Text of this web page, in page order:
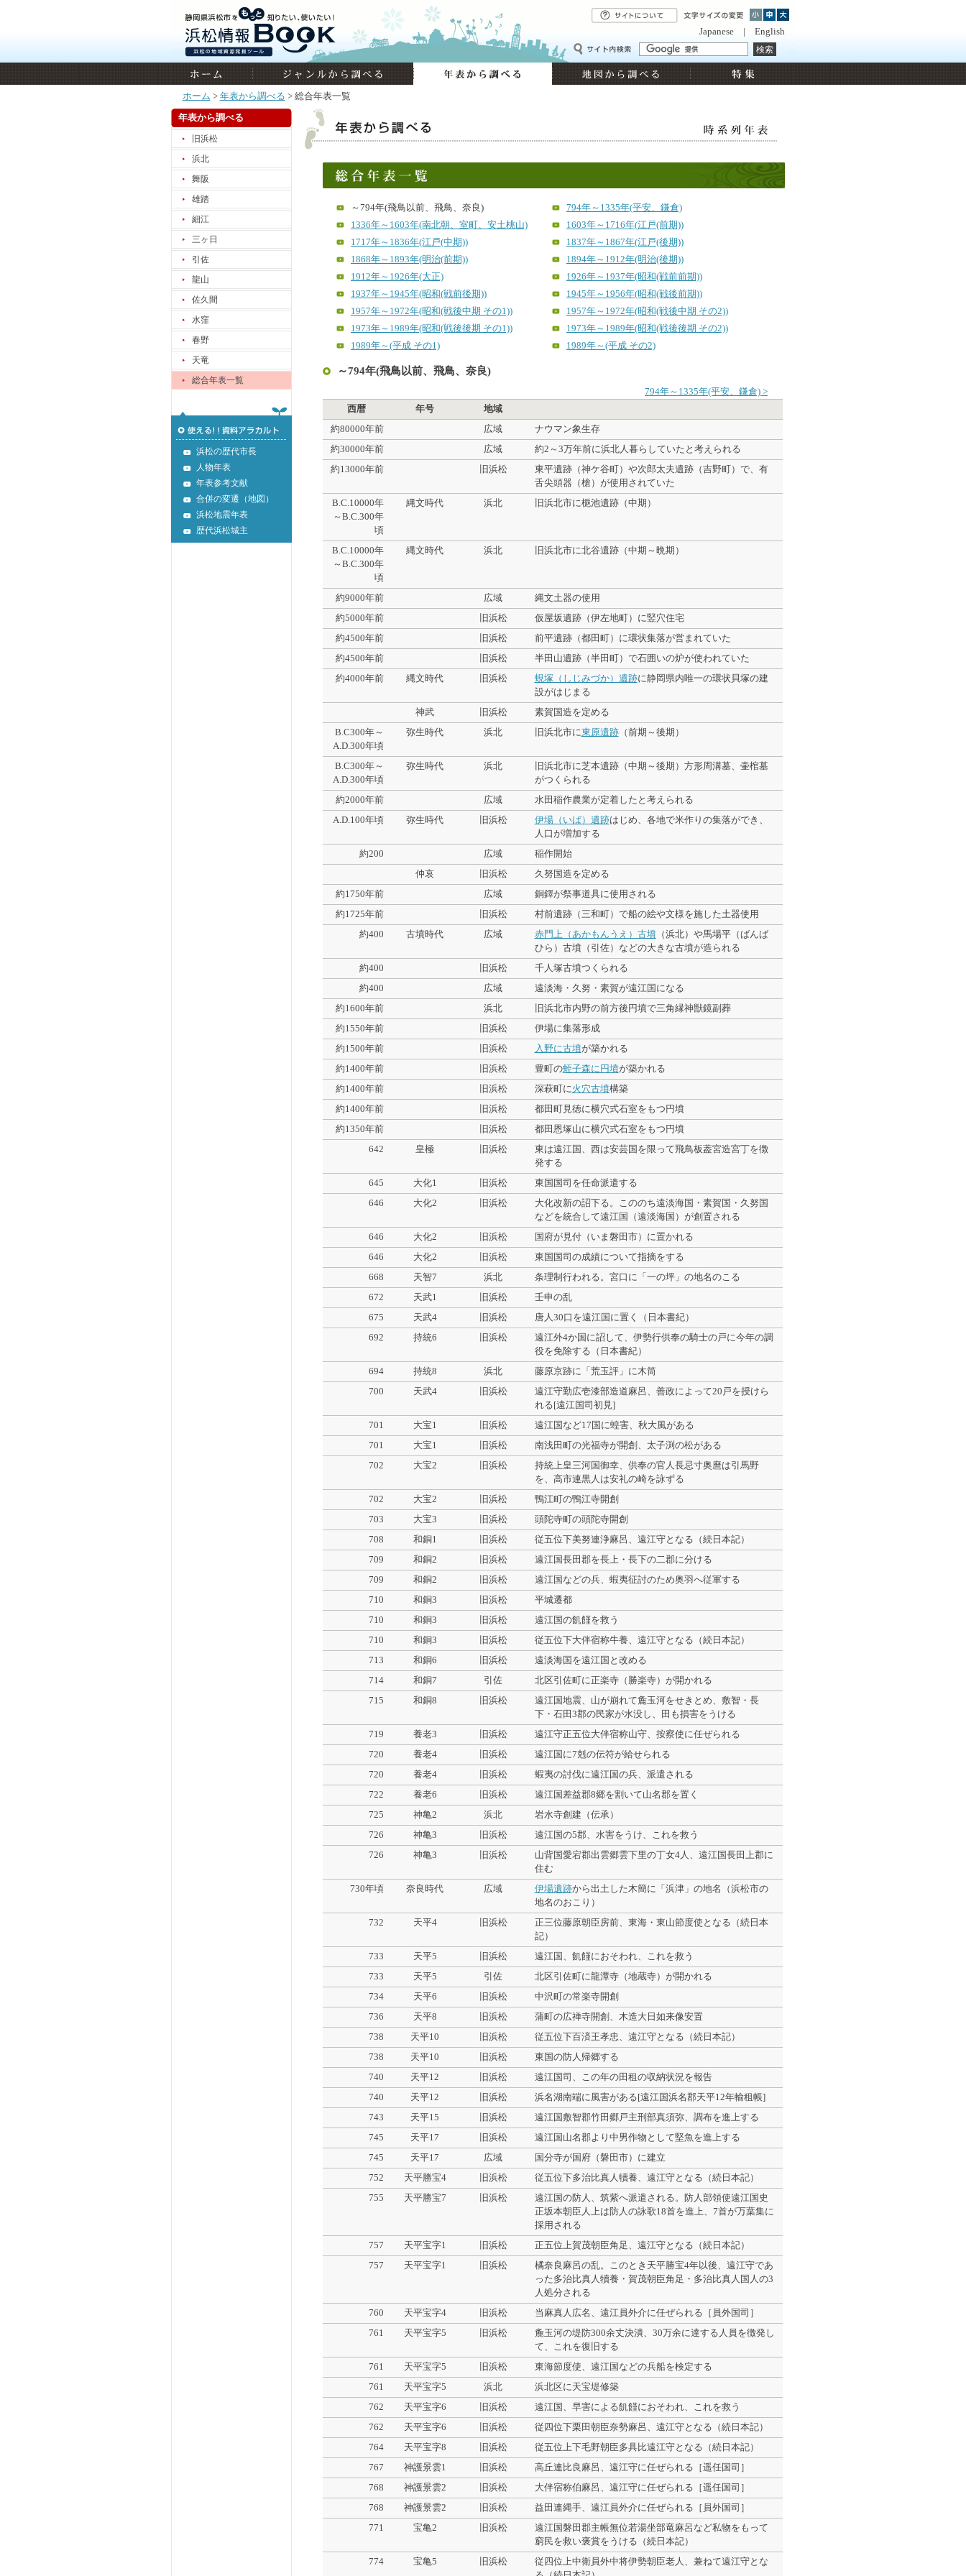
Japanese| English
ホーム > 年表から調べる > 総合年表一覧
年表から調べる
旧浜松
浜北
舞阪
雄踏
細江
三ヶ日
引佐
龍山
佐久間
水窪
春野
天竜
総合年表一覧
浜松の歴代市長
人物年表
年表参考文献
合併の変遷（地図）
浜松地震年表
歴代浜松城主
～794年(飛鳥以前、飛鳥、奈良)
794年～1335年(平安、鎌倉)
1336年～1603年(南北朝、室町、安土桃山)
1603年～1716年(江戸(前期))
1717年～1836年(江戸(中期))
1837年～1867年(江戸(後期))
1868年～1893年(明治(前期))
1894年～1912年(明治(後期))
1912年～1926年(大正)
1926年～1937年(昭和(戦前前期))
1937年～1945年(昭和(戦前後期))
1945年～1956年(昭和(戦後前期))
1957年～1972年(昭和(戦後中期 その1))
1957年～1972年(昭和(戦後中期 その2))
1973年～1989年(昭和(戦後後期 その1))
1973年～1989年(昭和(戦後後期 その2))
1989年～(平成 その1)
1989年～(平成 その2)
～794年(飛鳥以前、飛鳥、奈良)
794年～1335年(平安、鎌倉) >
西暦
年号
地域
約80000年前
広域
ナウマン象生存
約30000年前
広域
約2～3万年前に浜北人暮らしていたと考えられる
約13000年前
旧浜松
東平遺跡（神ケ谷町）や次郎太夫遺跡（吉野町）で、有
舌尖頭器（槍）が使用されていた
B.C.10000年
～B.C.300年
頃
縄文時代 浜北 旧浜北市に梔池遺跡（中期）
B.C.10000年
～B.C.300年
頃
縄文時代 浜北 旧浜北市に北谷遺跡（中期～晩期）
約9000年前 広域
縄文土器の使用
約5000年前
旧浜松
仮屋坂遺跡（伊左地町）に竪穴住宅
約4500年前
旧浜松
前平遺跡（都田町）に環状集落が営まれていた
約4500年前
旧浜松
半田山遺跡（半田町）で石囲いの炉が使われていた
約4000年前
縄文時代 旧浜松 蜆塚（しじみづか）遺跡に静岡県内唯一の環状貝塚の建
設がはじまる
神武
旧浜松
素賀国造を定める
B.C300年～
A.D.300年頃
弥生時代 浜北 旧浜北市に東原遺跡（前期～後期）
B.C300年～
A.D.300年頃
弥生時代 浜北
旧浜北市に芝本遺跡（中期～後期）方形周溝墓、壷棺墓
がつくられる
約2000年前
広域
水田稲作農業が定着したと考えられる
A.D.100年頃
弥生時代 旧浜松 伊場（いば）遺跡はじめ、各地で米作りの集落ができ、
人口が増加する
約200
広域
稲作開始
仲哀
旧浜松
久努国造を定める
約1750年前
広域
銅鐸が祭事道具に使用される
約1725年前
旧浜松
村前遺跡（三和町）で船の絵や文様を施した土器使用
約400
古墳時代 広域 赤門上（あかもんうえ）古墳（浜北）や馬場平（ばんば
ひら）古墳（引佐）などの大きな古墳が造られる
約400
旧浜松
千人塚古墳つくられる
約400
広域
遠淡海・久努・素賀が遠江国になる
約1600年前
浜北
旧浜北市内野の前方後円墳で三角縁神獣鏡副葬
約1550年前
旧浜松
伊場に集落形成
約1500年前
旧浜松 入野に古墳が築かれる
約1400年前
旧浜松 豊町の蛭子森に円墳が築かれる
約1400年前
旧浜松 深萩町に火穴古墳構築
約1400年前
旧浜松
都田町見徳に横穴式石室をもつ円墳
約1350年前
旧浜松
都田恩塚山に横穴式石室をもつ円墳
642
皇極 旧浜松
東は遠江国、西は安芸国を限って飛鳥板葢宮造宮丁を徴
発する
645
大化1 旧浜松
東国国司を任命派遣する
646
大化2 旧浜松
大化改新の詔下る。こののち遠淡海国・素賀国・久努国
などを統合して遠江国（遠淡海国）が創置される
646
大化2 旧浜松
国府が見付（いま磐田市）に置かれる
646
大化2 旧浜松
東国国司の成績について指摘をする
668
天智7 浜北
条理制行われる。宮口に「一の坪」の地名のこる
672
天武1 旧浜松
壬申の乱
675
天武4 旧浜松
唐人30口を遠江国に置く（日本書紀）
692
持統6 旧浜松
遠江外4か国に詔して、伊勢行供奉の騎士の戸に今年の調
役を免除する（日本書紀）
694
持統8 浜北
藤原京跡に「荒玉評」に木筒
700
天武4 旧浜松
遠江守勤広壱漆部造道麻呂、善政によって20戸を授けら
れる[遠江国司初見]
701
大宝1 旧浜松
遠江国など17国に蝗害、秋大風がある
701
大宝1 旧浜松
南浅田町の光福寺が開創、太子渕の松がある
702
大宝2 旧浜松
持統上皇三河国御幸、供奉の官人長忌寸奥麿は引馬野
を、高市連黒人は安礼の崎を詠ずる
702
大宝2 旧浜松
鴨江町の鴨江寺開創
703
大宝3 旧浜松
頭陀寺町の頭陀寺開創
708
和銅1 旧浜松
従五位下美努連浄麻呂、遠江守となる（続日本記）
709
和銅2 旧浜松
遠江国長田郡を長上・長下の二郡に分ける
709
和銅2 旧浜松
遠江国などの兵、蝦夷征討のため奥羽へ従軍する
710
和銅3 旧浜松
平城遷都
710
和銅3 旧浜松
遠江国の飢饉を救う
710
和銅3 旧浜松
従五位下大伴宿称牛養、遠江守となる（続日本記）
713
和銅6 旧浜松
遠淡海国を遠江国と改める
714
和銅7 引佐
北区引佐町に正楽寺（勝楽寺）が開かれる
715
和銅8 旧浜松
遠江国地震、山が崩れて麁玉河をせきとめ、敷智・長
下・石田3郡の民家が水没し、田も損害をうける
719
養老3 旧浜松
遠江守正五位大伴宿称山守、按察使に任ぜられる
720
養老4 旧浜松
遠江国に7剋の伝符が給せられる
720
養老4 旧浜松
蝦夷の討伐に遠江国の兵、派遣される
722
養老6 旧浜松
遠江国差益郡8郷を割いて山名郡を置く
725
神亀2 浜北
岩水寺創建（伝承）
726
神亀3 旧浜松
遠江国の5郡、水害をうけ、これを救う
726
神亀3 旧浜松
山背国愛宕郡出雲郷雲下里の丁女4人、遠江国長田上郡に
住む
730年頃
奈良時代 広域 伊場遺跡から出土した木簡に「浜津」の地名（浜松市の
地名のおこり）
732
天平4 旧浜松
正三位藤原朝臣房前、東海・東山節度使となる（続日本
記）
733
天平5 旧浜松
遠江国、飢饉におそわれ、これを救う
733
天平5 引佐
北区引佐町に龍潭寺（地蔵寺）が開かれる
734
天平6 旧浜松
中沢町の常楽寺開創
736
天平8 旧浜松
蒲町の広禅寺開創、木造大日如来像安置
738
天平10 旧浜松
従五位下百済王孝忠、遠江守となる（続日本記）
738
天平10 旧浜松
東国の防人帰郷する
740
天平12 旧浜松
遠江国司、この年の田租の収納状況を報告
740
天平12 旧浜松
浜名湖南端に風害がある[遠江国浜名郡天平12年輸租帳]
743
天平15 旧浜松
遠江国敷智郡竹田郷戸主刑部真須弥、調布を進上する
745
天平17 旧浜松
遠江国山名郡より中男作物として堅魚を進上する
745
天平17 広域
国分寺が国府（磐田市）に建立
752
天平勝宝4 旧浜松
従五位下多治比真人犢養、遠江守となる（続日本記）
755
天平勝宝7 旧浜松
遠江国の防人、筑紫へ派遣される。防人部領使遠江国史
正坂本朝臣人上は防人の詠歌18首を進上、7首が万葉集に
採用される
757
天平宝字1 旧浜松
正五位上賀茂朝臣角足、遠江守となる（続日本記）
757
天平宝字1 旧浜松
橘奈良麻呂の乱。このとき天平勝宝4年以後、遠江守であ
った多治比真人犢養・賀茂朝臣角足・多治比真人国人の3
人処分される
760
天平宝字4 旧浜松
当麻真人広名、遠江員外介に任ぜられる［員外国司］
761
天平宝字5 旧浜松
麁玉河の堤防300余丈決潰、30万余に達する人員を徴発し
て、これを復旧する
761
天平宝字5 旧浜松
東海節度使、遠江国などの兵船を検定する
761
天平宝字5 浜北
浜北区に天宝堤修築
762
天平宝字6 旧浜松
遠江国、早害による飢饉におそわれ、これを救う
762
天平宝字6 旧浜松
従四位下栗田朝臣奈勢麻呂、遠江守となる（続日本記）
764
天平宝字8 旧浜松
従五位上下毛野朝臣多具比遠江守となる（続日本記）
767
神護景雲1 旧浜松
高丘連比良麻呂、遠江守に任ぜられる［遥任国司］
768
神護景雲2 旧浜松
大伴宿称伯麻呂、遠江守に任ぜられる［遥任国司］
768
神護景雲2 旧浜松
益田連縄手、遠江員外介に任ぜられる［員外国司］
771
宝亀2 旧浜松
遠江国磐田郡主帳無位若湯坐部竜麻呂など私物をもって
窮民を救い褒賞をうける（続日本記）
774
宝亀5 旧浜松
従四位上中衛員外中将伊勢朝臣老人、兼ねて遠江守とな